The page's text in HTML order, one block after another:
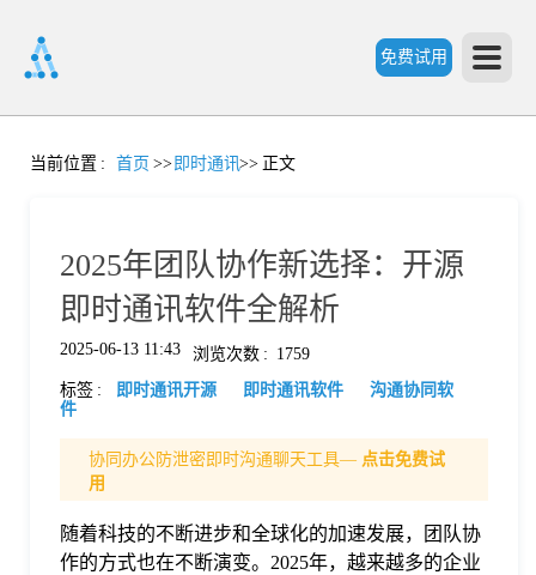
免费试用
首
当前位置 : 首页 >> 即时通讯>> 正文
2025年团队协作新选择：开源
即时通讯软件全解析
2025-06-13 11:43 浏览次数 : 1759
标签 : 即时通讯开源 即时通讯软件
沟通协同软
件
协同办公防泄密即时沟通聊天工具— 点击免费试
用
随着科技的不断进步和全球化的加速发展，团队协
作的方式也在不断演变。2025年，越来越多的企业